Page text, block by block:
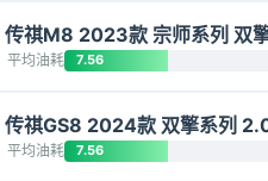
传祺M8 2023款 宗师系列 双
平均油耗 7.56
传祺GS8 2024款 双擎系列
平均油耗 7.56